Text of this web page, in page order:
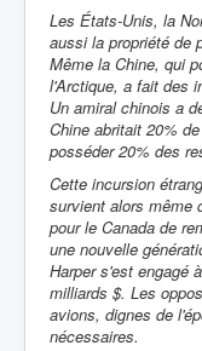
Les États-Unis, la
aussi la propriété de
Même la Chine, qui
l'Arctique, a fait des
Un amiral chinois a
Chine abritait 20%
posséder 20% des
Cette incursion
survient alors même
pour le Canada de
une nouvelle
Harper s'est engagé
milliards $. Les
avions, dignes de
nécessaires.